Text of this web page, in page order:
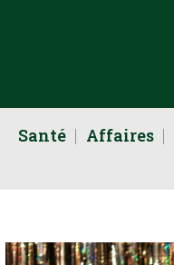
Santé Affaires